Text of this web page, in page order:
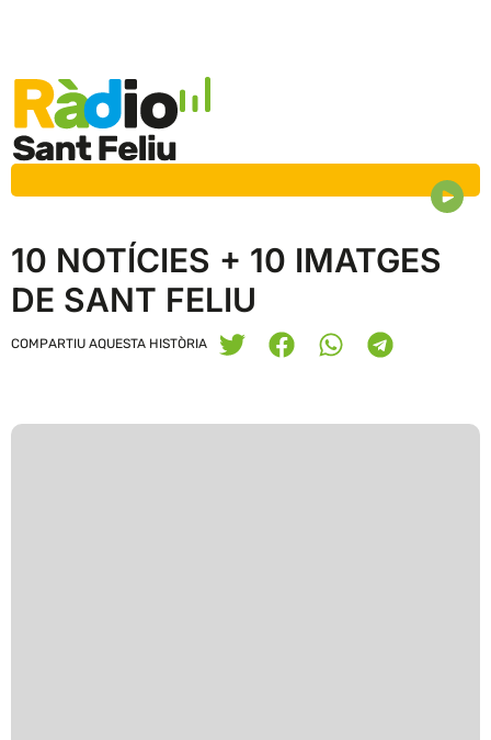
10 NOTÍCIES + 10 IMATGES
DE SANT FELIU
COMPARTIU AQUESTA HISTÒRIA